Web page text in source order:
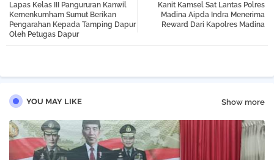
tter atsaKanit Kamsel Sat Lantas Polres
Madina Aipda Indra Menerima
Reward Dari Kapolres Madina
Lapas Kelas III Pangururan Kanwil
Kemenkumham Sumut Berikan
Pengarahan Kepada Tamping Dapur
Oleh Petugas Dapur
YOU MAY LIKE Show more